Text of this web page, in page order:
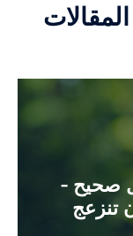
صحيح -
تنزعج